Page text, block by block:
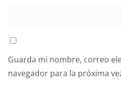
Guarda mi nombre, correo
navegador para la próxima